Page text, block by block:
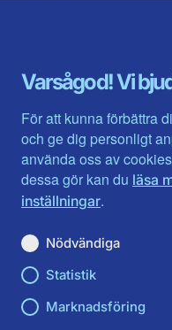
Varsågod! Vi
För att kunna förbättra
och ge dig personligt
använda oss av
dessa gör kan du läsa
inställningar.
Nödvändiga
Statistik
Marknadsföring
Gävleborg
Halland
Jämtlands län
Jönköpings län
Kalmar län
Kronobergs län
Norrbotten
Skåne län
Du hittar oss här på
Facebook
Instagram